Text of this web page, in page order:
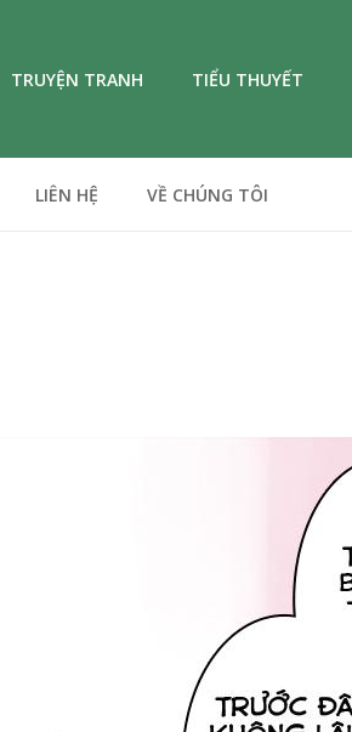
TRUYỆN TRANH TIỂU THUYẾT
LIÊN HỆ VỀ CHÚNG TÔI